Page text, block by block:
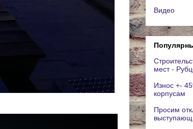
Видео
мест -
Износ +-
корпусам
Просим